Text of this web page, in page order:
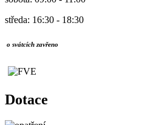
středa: 16:30 - 18:30
o svátcích zavřeno
Dotace